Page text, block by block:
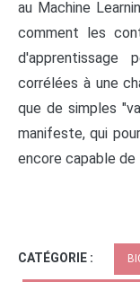
au Machine
comment les
d'apprentissage
corrélées à une
que de simples
manifeste, qui
encore capable
CATÉGORIE :